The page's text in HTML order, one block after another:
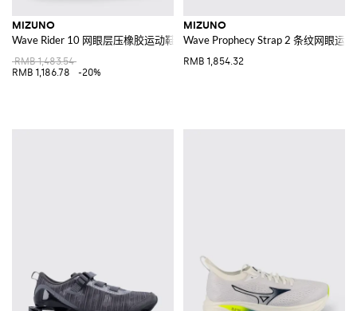
MIZUNO
Wave Rider 10 网眼层压橡胶运动鞋
RMB 1,483.54
RMB 1,186.78
-20%
MIZUNO
Wave Prophecy Strap 2 条纹网眼运
RMB 1,854.32